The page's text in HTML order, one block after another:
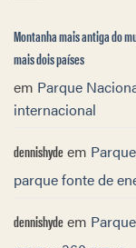
Montanha mais antiga do
mais dois países
em Parque
internacional
dennishydeem
parque fonte de
dennishydeem